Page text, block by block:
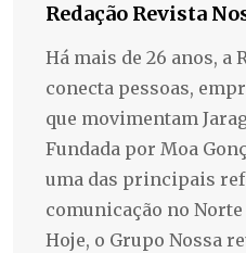
Redação Revista
Há mais de 26 anos, a
conecta pessoas,
que movimentam
Fundada por Moa
uma das principais
comunicação no Norte
Hoje, o Grupo Nossa